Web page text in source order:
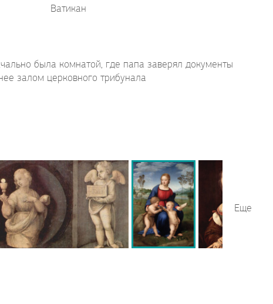
Ватикан
была комнатой, где папа заверял документы
залом церковного трибунала
Еще